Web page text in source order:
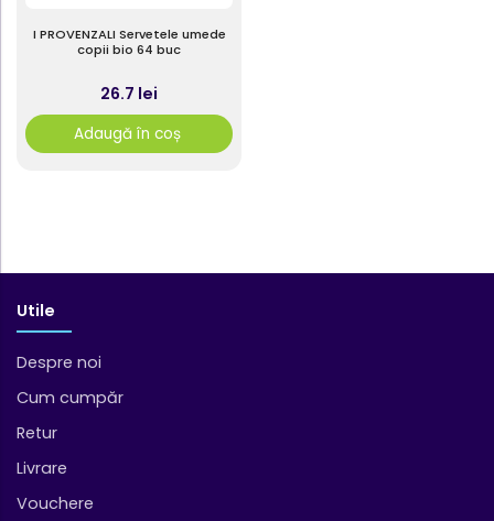
I PROVENZALI Servetele umede
copii bio 64 buc
26.7 lei
Adaugă în coș
Utile
Despre noi
Cum cumpăr
Retur
Livrare
Vouchere